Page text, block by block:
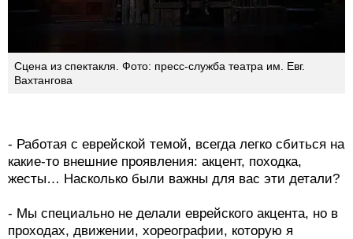
Сцена из спектакля. Фото: пресс-служба театра им. Евг.
Вахтангова
- Работая с еврейской темой, всегда легко сбиться на
какие-то внешние проявления: акцент, походка,
жесты… Насколько были важны для вас эти детали?
- Мы специально не делали еврейского акцента, но в
проходах, движении, хореографии, которую я